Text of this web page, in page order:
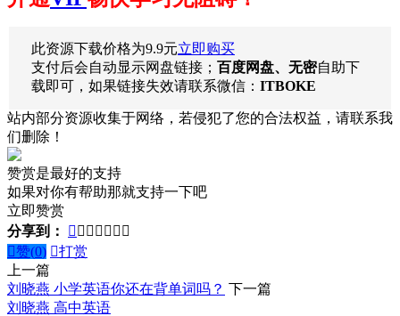
此资源下载价格为9.9元立即购买
支付后会自动显示网盘链接； 百度网盘、无密自助下
载即可，如果链接失效请联系微信： ITBOKE
站内部分资源收集于网络，若侵犯了您的合法权益，请联系我
们删除！
赞赏是最好的支持
如果对你有帮助那就支持一下吧
立即赞赏
分享到：
      
赞(0) 打赏
上一篇
刘晓燕 小学英语你还在背单词吗？ 下一篇
刘晓燕 高中英语